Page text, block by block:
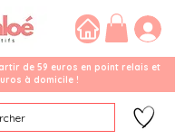
de 59 euros en point relais et
à domicile !